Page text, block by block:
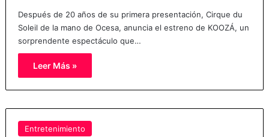
Después de 20 años de su primera presentación, Cirque du
Soleil de la mano de Ocesa, anuncia el estreno de KOOZÁ, un
sorprendente espectáculo que…
Leer Más »
Entretenimiento